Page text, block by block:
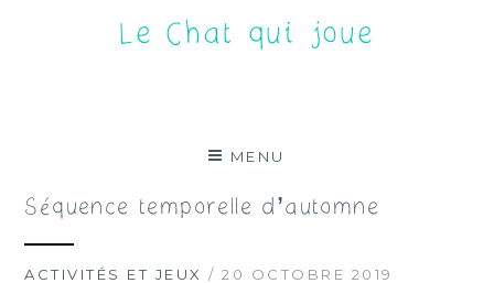
Le Chat qui joue
MENU
Séquence temporelle d’automne
ACTIVITÉS ET JEUX / 20 OCTOBRE 2019